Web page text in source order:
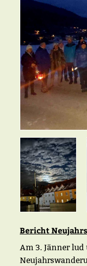
Bericht
Am 3. Jänner